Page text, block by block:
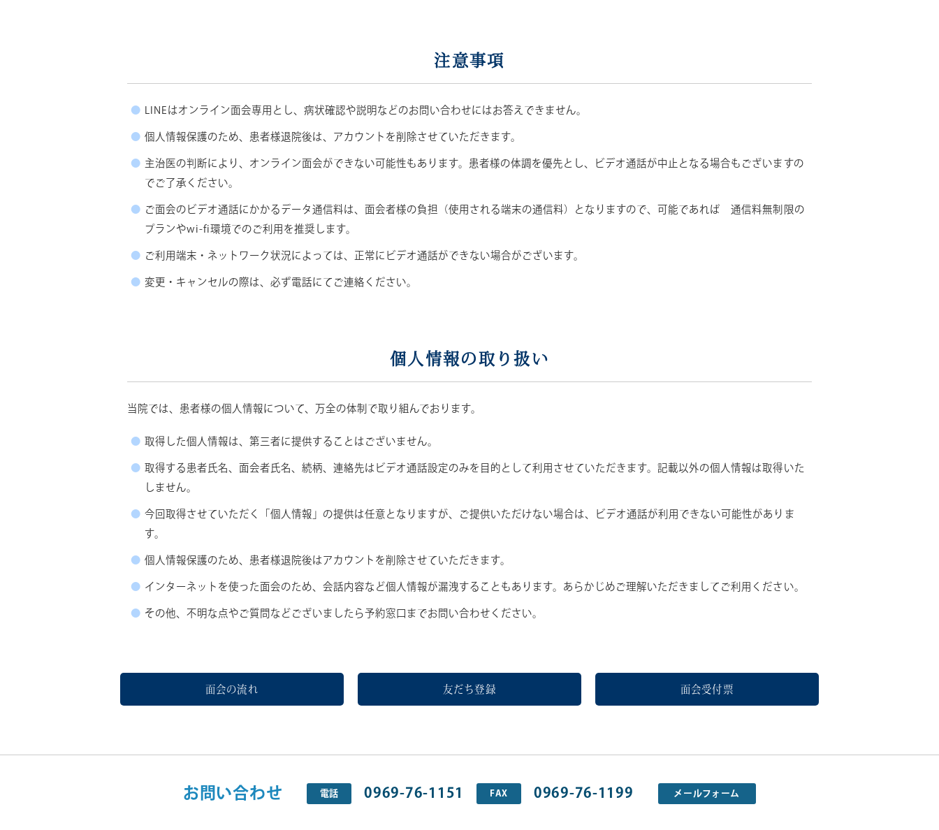
注意事項
LINEはオンライン面会専用とし、病状確認や説明などのお問い合わせにはお答えできません。
個人情報保護のため、患者様退院後は、アカウントを削除させていただきます。
主治医の判断により、オンライン面会ができない可能性もあります。患者様の体調を優先とし、ビデオ通話が中止となる場合もございますの
でご了承ください。
ご面会のビデオ通話にかかるデータ通信料は、面会者様の負担（使用される端末の通信料）となりますので、可能であれば 通信料無制限の
プランやwi-fi環境でのご利用を推奨します。
ご利用端末・ネットワーク状況によっては、正常にビデオ通話ができない場合がございます。
変更・キャンセルの際は、必ず電話にてご連絡ください。
個人情報の取り扱い
当院では、患者様の個人情報について、万全の体制で取り組んでおります。
取得した個人情報は、第三者に提供することはございません。
取得する患者氏名、面会者氏名、続柄、連絡先はビデオ通話設定のみを目的として利用させていただきます。記載以外の個人情報は取得いた
しません。
今回取得させていただく「個人情報」の提供は任意となりますが、ご提供いただけない場合は、ビデオ通話が利用できない可能性がありま
す。
個人情報保護のため、患者様退院後はアカウントを削除させていただきます。
インターネットを使った面会のため、会話内容など個人情報が漏洩することもあります。あらかじめご理解いただきましてご利用ください。
その他、不明な点やご質問などございましたら予約窓口までお問い合わせください。
面会の流れ 友だち登録 面会受付票
お問い合わせ 電話 0969-76-1151 FAX 0969-76-1199 メールフォーム